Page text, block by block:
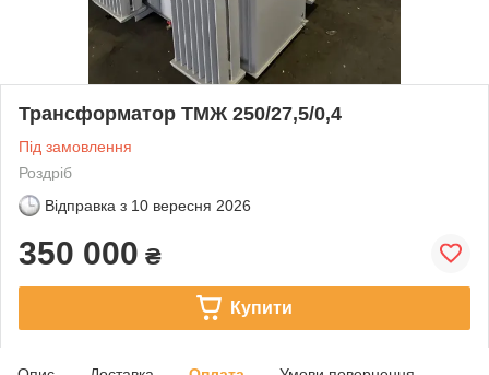
Трансформатор ТМЖ 250/27,5/0,4
Під замовлення
Роздріб
Відправка з 10 вересня 2026
350 000 ₴
Купити